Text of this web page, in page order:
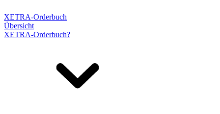
XETRA-Orderbuch
Übersicht
XETRA-Orderbuch?